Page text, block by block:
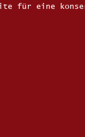
für eine